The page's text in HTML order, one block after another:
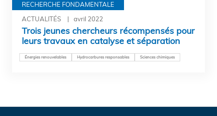
RECHERCHE FONDAMENTALE
ACTUALITÉS
avril 2022
Trois jeunes chercheurs récompensés pour
leurs travaux en catalyse et séparation
Énergies renouvelables Hydrocarbures responsables Sciences chimiques